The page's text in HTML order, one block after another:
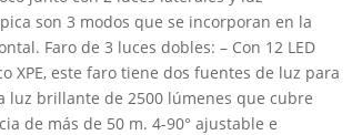
son 3 modos que se incorporan en la
Faro de 3 luces dobles: – Con 12 LED
XPE, este faro tiene dos fuentes de luz para
luz brillante de 2500 lúmenes que cubre
de más de 50 m. 4-90° ajustable e